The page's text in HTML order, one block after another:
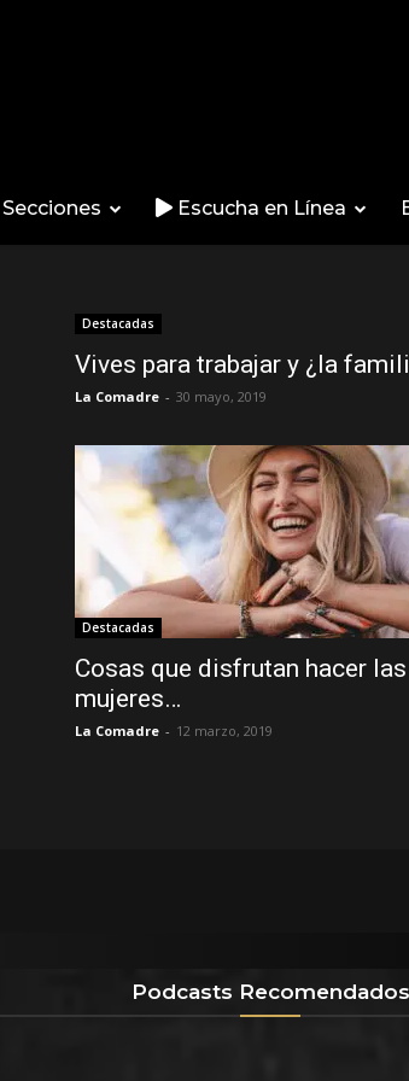
Secciones Escucha en Línea
Destacadas
Vives para trabajar y ¿la
La Comadre - 30 mayo, 2019
Destacadas
Cosas que disfrutan hacer las
mujeres…
La Comadre - 12 marzo, 2019
Podcasts Recomendados